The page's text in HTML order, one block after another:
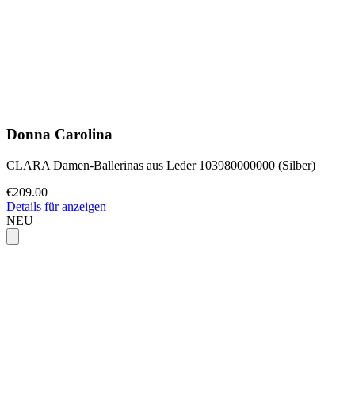
Donna Carolina
CLARA Damen-Ballerinas aus Leder 103980000000 (Silber)
€209.00
Details für anzeigen
NEU